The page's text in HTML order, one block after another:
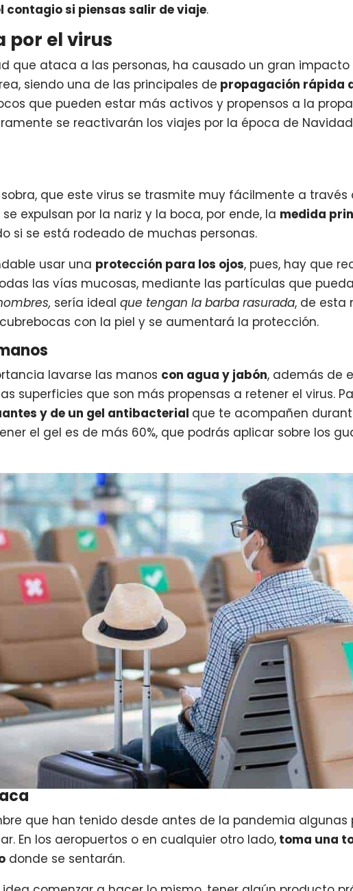
contagio si piensas salir de viaje.
por el virus
que ataca a las personas, ha causado un gran
siendo una de las principales de propagación rápida
que pueden estar más activos y propensos a la
se reactivarán los viajes por la época de
que este virus se trasmite muy fácilmente a
expulsan por la nariz y la boca, por ende, la medida
si se está rodeado de muchas personas.
usar una protección para los ojos, pues, hay que
las vías mucosas, mediante las partículas que
sería ideal que tengan la barba rasurada, de esta
con la piel y se aumentará la protección.
lavarse las manos con agua y jabón, además de
superficies que son más propensas a retener el virus.
y de un gel antibacterial que te acompañen
el gel es de más 60%, que podrás aplicar sobre los
que han tenido desde antes de la pandemia
En los aeropuertos o en cualquier otro lado, toma una
donde se sentarán.